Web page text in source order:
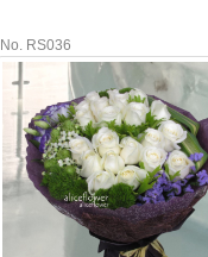
No. RS036